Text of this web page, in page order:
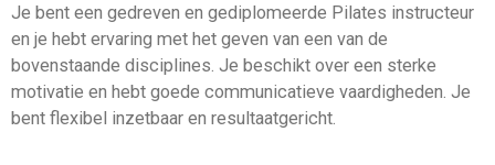
Je bent een gedreven en gediplomeerde Pilates instructeur
en je hebt ervaring met het geven van een van de
bovenstaande disciplines. Je beschikt over een sterke
motivatie en hebt goede communicatieve vaardigheden. Je
bent flexibel inzetbaar en resultaatgericht.